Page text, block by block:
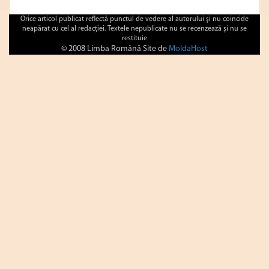
Orice articol publicat reflectă punctul de vedere al autorului şi nu coincide
neapărat cu cel al redacţiei. Textele nepublicate nu se recenzează şi nu se
restituie
© 2008 Limba Română Site de MoldaHost